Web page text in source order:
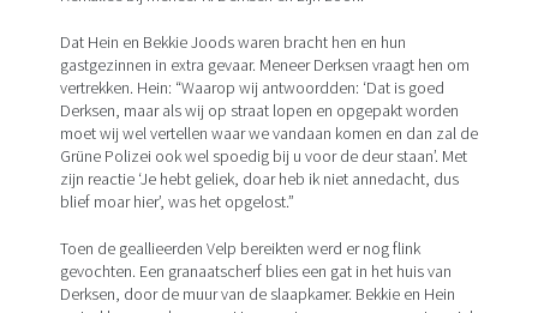
Dat Hein en Bekkie Joods waren bracht hen en hun
gastgezinnen in extra gevaar. Meneer Derksen vraagt hen om
vertrekken. Hein: “Waarop wij antwoordden: ‘Dat is goed
Derksen, maar als wij op straat lopen en opgepakt worden
moet wij wel vertellen waar we vandaan komen en dan zal de
Grüne Polizei ook wel spoedig bij u voor de deur staan’. Met
zijn reactie ‘Je hebt geliek, doar heb ik niet annedacht, dus
blief moar hier’, was het opgelost.”
Toen de geallieerden Velp bereikten werd er nog flink
gevochten. Een granaatscherf blies een gat in het huis van
Derksen, door de muur van de slaapkamer. Bekkie en Hein